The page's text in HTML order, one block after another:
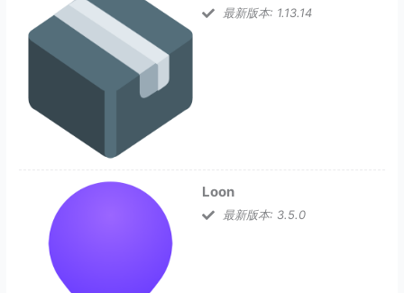
最新版本: 1.13.14
Loon
最新版本: 3.5.0